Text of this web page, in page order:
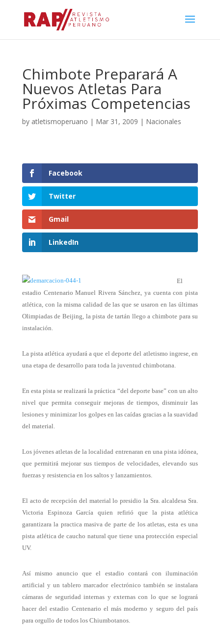
Chimbote Preparará A
Nuevos Atletas Para
Próximas Competencias
by atletismoperuano | Mar 31, 2009 | Nacionales
Facebook
Twitter
Gmail
LinkedIn
El
estadio Centenario Manuel Rivera Sánchez, ya cuenta con pista
atlética, con la misma calidad de las que se usaron en las últimas
Olimpiadas de Beijing, la pista de tartán llego a chimbote para su
instalación.
La pista atlética ayudará a que el deporte del atletismo ingrese, en
una etapa de desarrollo para toda la juventud chimbotana.
En esta pista se realizará la práctica “del deporte base” con un alto
nivel que permita conseguir mejoras de tiempos, disminuir las
lesiones y minimizar los golpes en las caídas gracias a la suavidad
del material.
Los jóvenes atletas de la localidad entrenaran en una pista idónea,
que permitirá mejorar sus tiempos de velocidades, elevando sus
fuerzas y resistencia en los saltos y lanzamientos.
El acto de recepción del material lo presidio la Sra. alcaldesa Sra.
Victoria Espinoza García
quien refirió que la pista atlética
garantizara la practica masiva de parte de los atletas, esta es una
pista atlética de caucho natural que tiene una protección especial
UV.
Así mismo anuncio que el estadio contará con iluminación
artificial y un tablero marcador electrónico también se instalara
cámaras de seguridad internas y externas con lo que se logrará
hacer del estadio Centenario el más moderno y seguro del país
para orgullo de todos los Chiumbotanos.